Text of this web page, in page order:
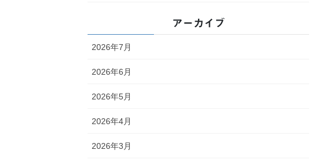
アーカイブ
2026年7月
2026年6月
2026年5月
2026年4月
2026年3月